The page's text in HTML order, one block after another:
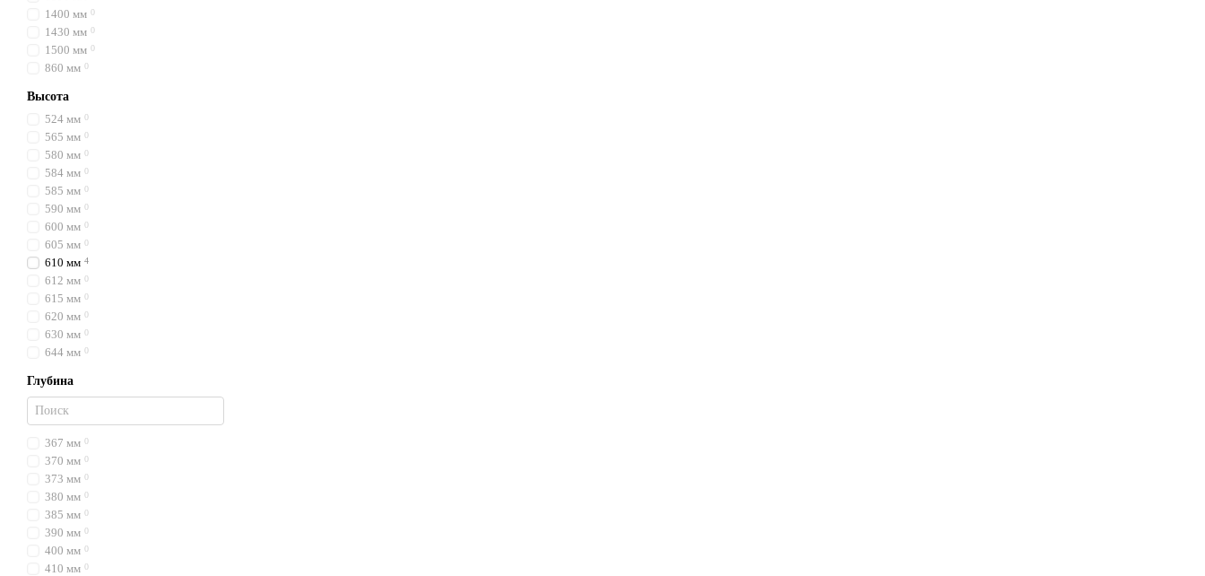
1400 мм 0
1430 мм 0
1500 мм 0
860 мм 0
Высота
524 мм 0
565 мм 0
580 мм 0
584 мм 0
585 мм 0
590 мм 0
600 мм 0
605 мм 0
610 мм 4
612 мм 0
615 мм 0
620 мм 0
630 мм 0
644 мм 0
Глубина
367 мм 0
370 мм 0
373 мм 0
380 мм 0
385 мм 0
390 мм 0
400 мм 0
410 мм 0